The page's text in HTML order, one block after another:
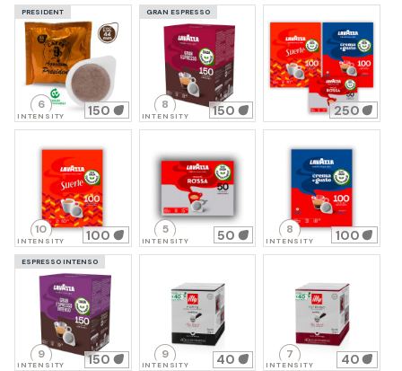
PRESIDENT
6
INTENSITY 150
GRAN ESPRESSO
8
INTENSITY 150 250
10
INTENSITY 100 5
INTENSITY 50 8
INTENSITY 100
ESPRESSO INTENSO
9
INTENSITY 150 9
INTENSITY 40 7
INTENSITY 40